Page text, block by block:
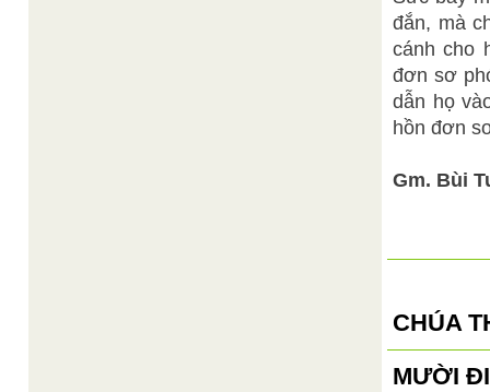
đắn, mà
cánh cho
đơn sơ
dẫn họ
hồn đơn
Gm. Bùi
CHÚA
MƯỜI